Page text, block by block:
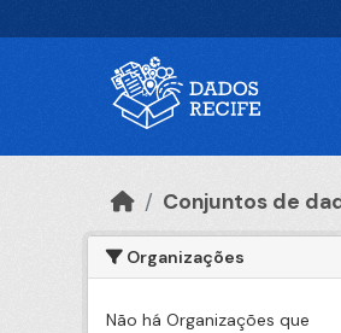
Conjuntos de
Organizações
Não há Organizações que